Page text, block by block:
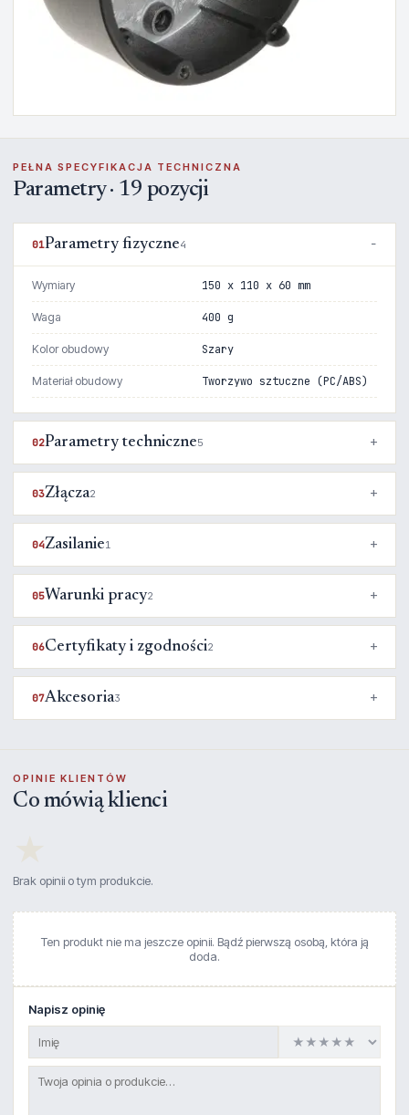
PEŁNA SPECYFIKACJA TECHNICZNA
Parametry · 19 pozycji
01Parametry fizyczne4
Wymiary 150 x 110 x 60 mm
Waga 400 g
Kolor obudowy Szary
Materiał obudowy Tworzywo sztuczne (PC/ABS)
02Parametry techniczne5
03Złącza2
04Zasilanie1
05Warunki pracy2
06Certyfikaty i zgodności2
07Akcesoria3
OPINIE KLIENTÓW
Co mówią klienci
Brak opinii o tym produkcie.
Ten produkt nie ma jeszcze opinii. Bądź pierwszą osobą, która ją
doda.
Napisz opinię